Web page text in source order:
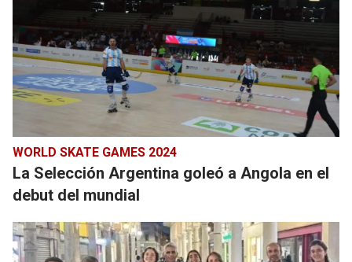
WORLD SKATE GAMES 2024
La Selección Argentina goleó a Angola en el
debut del mundial